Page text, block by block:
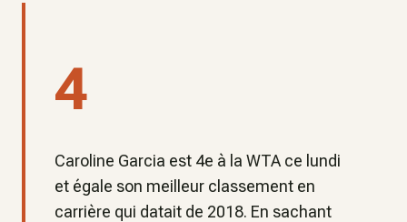
4
Caroline Garcia est 4e à la WTA ce lundi
et égale son meilleur classement en
carrière qui datait de 2018. En sachant